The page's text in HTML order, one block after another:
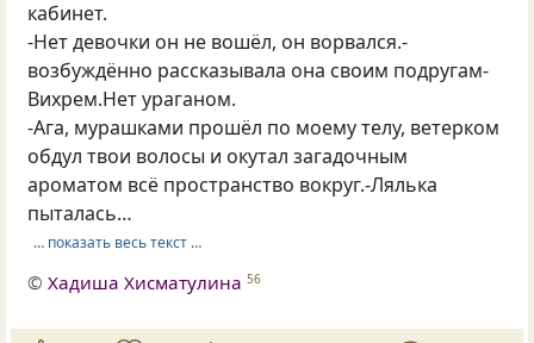
кабинет.
-Нет девочки он не вошёл, он ворвался.-
возбуждённо рассказывала она своим подругам-
Вихрем.Нет ураганом.
-Ага, мурашками прошёл по моему телу, ветерком
обдул твои волосы и окутал загадочным
ароматом всё пространство вокруг.-Лялька
пыталась…
… показать весь текст …
©Хадиша Хисматулина 56